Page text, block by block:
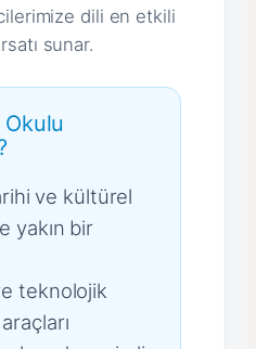
dili en etkili
sunar.
ve kültürel
yakın bir
teknolojik